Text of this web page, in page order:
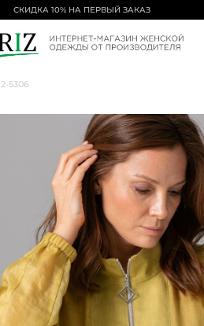
БЕСПЛАТНАЯ ДОСТАВКА ОТ 5000₽
5306